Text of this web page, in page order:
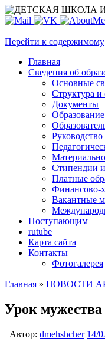
Перейти к содержимому
Главная
Сведения об
Основные
Структура и
Документы
Образование
Руководство
Стипендии
Платные
Финансово-
Вакантные
Поступающим
rutube
Карта сайта
Контакты
Фотогалерея
Главная » НОВОСТИ
Урок
Автор: dmehshcher 14/